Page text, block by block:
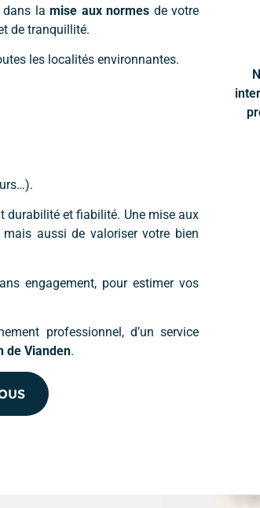
dans lamise aux normes de votre
de tranquillité.
les localités environnantes.
durabilité et fiabilité. Une mise aux
mais aussi de valoriser votre bien
engagement, pour estimer vos
professionnel, d’un service
de Vianden.